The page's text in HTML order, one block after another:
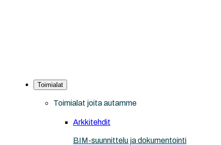
Toimialat
Toimialat joita autamme
Arkkitehdit
BIM-suunnittelu ja dokumentointi